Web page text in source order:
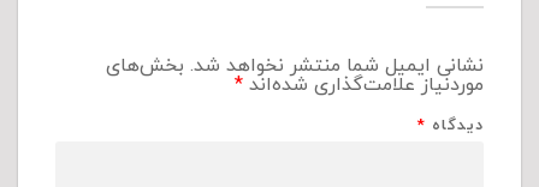
نشانی ایمیل شما منتشر نخواهد شد. بخش‌های
موردنیاز علامت‌گذاری شده‌اند*
دیدگاه *